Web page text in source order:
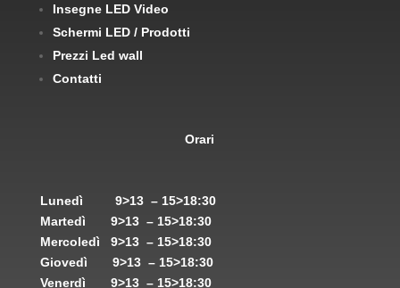
Insegne LED Video
Schermi LED / Prodotti
Prezzi Led wall
Contatti
Orari
Lunedì 9>13 – 15>18:30
Martedì 9>13 – 15>18:30
Mercoledì 9>13 – 15>18:30
Giovedì 9>13 – 15>18:30
Venerdì 9>13 – 15>18:30